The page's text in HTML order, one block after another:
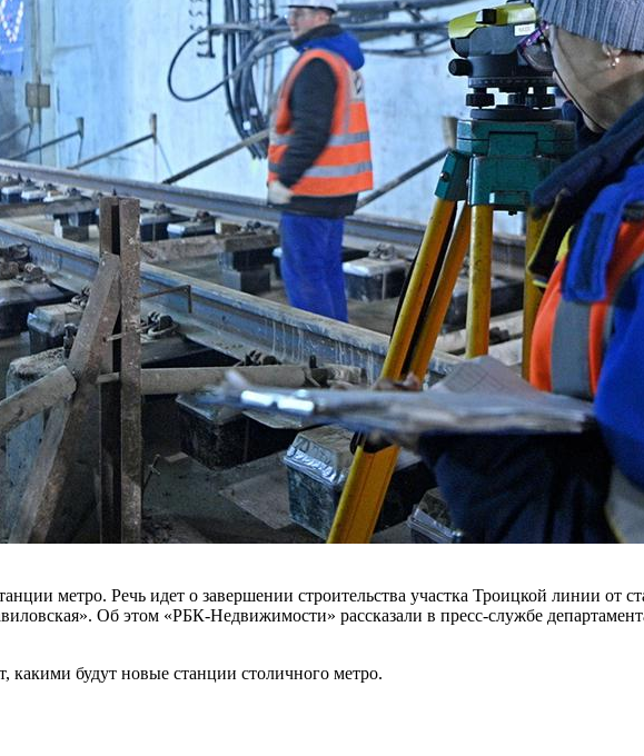
метро. Речь идет о завершении строительства участка Троицкой линии
Об этом «РБК-Недвижимости» рассказали в пресс-службе
будут новые станции столичного метро.